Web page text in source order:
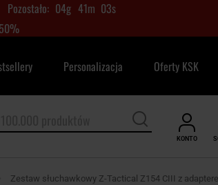
04g 41m 02s
Personalizacja Oferty KSK
KONTO
Zestaw słuchawkowy Z-Tactical Z154 CIII z